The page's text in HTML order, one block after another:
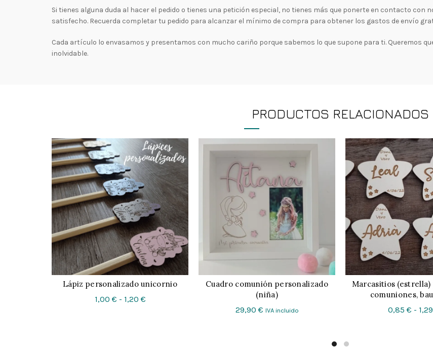
Si tienes alguna duda al hacer el pedido o tienes una petición especial, no tienes más que ponerte en contacto con
satisfecho. Recuerda completar tu pedido para alcanzar el mínimo de compra para obtener los gastos de envío
Cada artículo lo envasamos y presentamos con mucho cariño porque sabemos lo que supone para ti. Queremos
inolvidable.
PRODUCTOS RELACIONADOS
CONFIGURAR
Lápiz personalizado unicornio
1,00 € - 1,20 €Rango
CONFIGURAR
Cuadro comunión personalizado
(niña)
29,90 € IVA incluido
Marcasitios (estrella)
comuniones,
0,85 € - 1,29